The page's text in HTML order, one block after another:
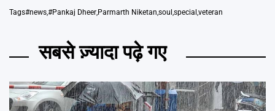
Tags#news,#Pankaj Dheer,Parmarth Niketan,soul,special,veteran
सबसे ज़्यादा पढ़े गए